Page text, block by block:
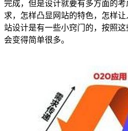
完成，但是设计就要有多方面的
求，怎样凸显网站的特色，怎样
站设计是有一些小窍门的，按照
会变得简单很多。